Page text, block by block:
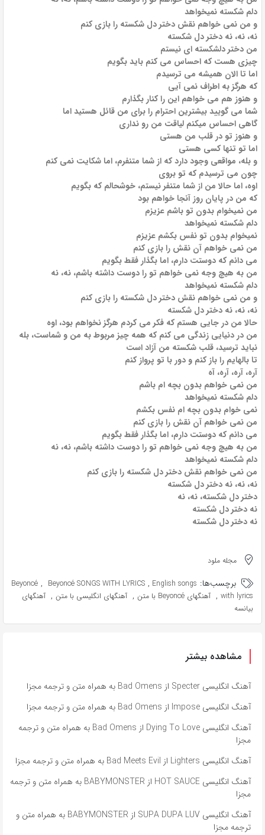
دلم شکسته نمیخواهد
و من نمی خواهم نقش دختر دل شکسته را بازی کنم
نه، نه، نه دختر دل شکسته
من دختر دلشکسته ای نیستم
چیزی هست که احساس می کنم باید بگویم
اما تا الان همیشه می ترسیدم
که هرگز به اطراف نمی آیی
و هنوز هم می خواهم این را کنار بگذارم
شما می گویید بیشترین احترام را برای من قائل هستید اما
گاهی احساس میکنم لیاقت من رو نداری
و هنوز تو در قلب من هستی
اما تو تنها کسی هستی
و بله، مواقعی وجود دارد که از شما متنفرم، اما شکایت نمی کنم
چون می ترسیدم که تو بروی
اوه، اما حالا من از شما متنفر نیستم، خوشحالم که بگویم
که من در پایان روز آنجا خواهم بود
من نمیخوام بدون تو باشم عزیزم
دلم شکسته نمیخواهد
نمیخوام بدون تو نفس بکشم عزیزم
من نمی خواهم آن نقش را بازی کنم
می دانم که دوستت دارم، اما بگذار فقط بگویم
من به هیچ وجه نمی خواهم تو را دوست داشته باشم، نه، نه
دلم شکسته نمیخواهد
و من نمی خواهم نقش دختر دل شکسته را بازی کنم
نه، نه، نه دختر دل شکسته
حالا من در جایی هستم که فکر می کردم هرگز نخواهم بود، اوه
من در دنیایی زندگی می کنم که همه چیز مربوط به من و شماست، بله
نباید ترسید، قلب شکسته من آزاد است
تا بالهایم را باز کنم و دور با تو پرواز کنم
آره، آره، آره، آه
من نمی خواهم بدون بچه ام باشم
دلم شکسته نمیخواهد
نمی خوام بدون بچه ام نفس بکشم
من نمی خواهم آن نقش را بازی کنم
می دانم که دوستت دارم، اما بگذار فقط بگویم
من به هیچ وجه نمی خواهم تو را دوست داشته باشم، نه، نه
دلم شکسته نمیخواهد
من نمی خواهم نقش دختر دل شکسته را بازی کنم
نه، نه، نه دختر دل شکسته
دختر دل شکسته، نه، نه
نه دختر دل شکسته
نه دختر دل شکسته
مجله ملود
برچسب‌ها: Beyoncé , Beyoncé SONGS WITH LYRICS , English songs
with lyrics
, آهنگهای Beyoncé با متن , آهنگهای انگلیسی با متن , آهنگهای
بیانسه
مشاهده بیشتر
آهنگ انگلیسی Specter از Bad Omens به همراه متن و ترجمه مجزا
آهنگ انگلیسی Impose از Bad Omens به همراه متن و ترجمه مجزا
آهنگ انگلیسی Dying To Love از Bad Omens به همراه متن و ترجمه
مجزا
آهنگ انگلیسی Lighters از Bad Meets Evil به همراه متن و ترجمه مجزا
آهنگ انگلیسی HOT SAUCE از BABYMONSTER به همراه متن و ترجمه
مجزا
آهنگ انگلیسی SUPA DUPA LUV از BABYMONSTER به همراه متن و
ترجمه مجزا